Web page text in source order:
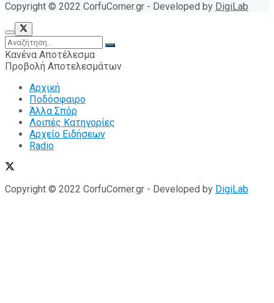
Copyright © 2022 CorfuCorner.gr - Developed by DigiLab
Κανένα Αποτέλεσμα
Προβολή Αποτελεσμάτων
Αρχική
Ποδόσφαιρο
Άλλα Σπόρ
Λοιπές Κατηγορίες
Αρχείο Ειδήσεων
Radio
Copyright © 2022 CorfuCorner.gr - Developed by DigiLab